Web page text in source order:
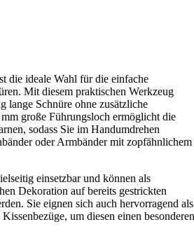
die ideale Wahl für die einfache
Mit diesem praktischen Werkzeug
lange Schnüre ohne zusätzliche
große Führungsloch ermöglicht die
sodass Sie im Handumdrehen
oder Armbänder mit zopfähnlichem
einsetzbar und können als
Dekoration auf bereits gestrickten
Sie eignen sich auch hervorragend als
um diesen einen besonderen